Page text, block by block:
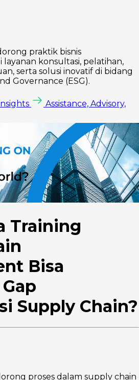
praktik bisnis
konsultasi, pelatihan,
serta solusi inovatif di bidang
Governance (ESG).
Assistance, Advisory,
Training
Bisa
Supply Chain?
proses dalam supply chain